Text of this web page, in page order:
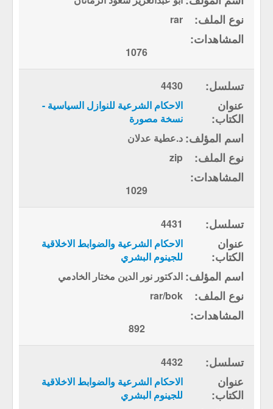
rar
1076
4430
الاحكام الشرعية للنوازل السياسية -
نسخة مصورة
د.عطية عدلان
zip
1029
4431
الاحكام الشرعية والضوابط الاخلاقية
للجينوم البشري
الدكتور نور الدين مختار الخادمي
rar/bok
892
4432
الاحكام الشرعية والضوابط الاخلاقية
للجينوم البشري